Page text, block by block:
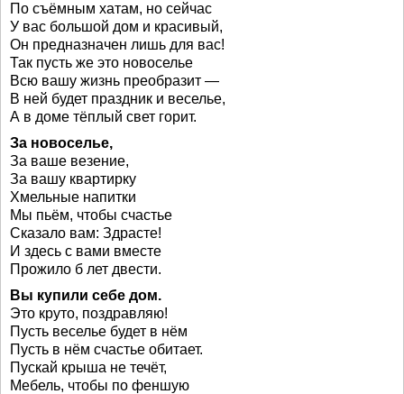
По съёмным хатам, но сейчас
У вас большой дом и красивый,
Он предназначен лишь для вас!
Так пусть же это новоселье
Всю вашу жизнь преобразит —
В ней будет праздник и веселье,
А в доме тёплый свет горит.
За новоселье,
За ваше везение,
За вашу квартирку
Хмельные напитки
Мы пьём, чтобы счастье
Сказало вам: Здрасте!
И здесь с вами вместе
Прожило б лет двести.
Вы купили себе дом.
Это круто, поздравляю!
Пусть веселье будет в нём
Пусть в нём счастье обитает.
Пускай крыша не течёт,
Мебель, чтобы по феншую